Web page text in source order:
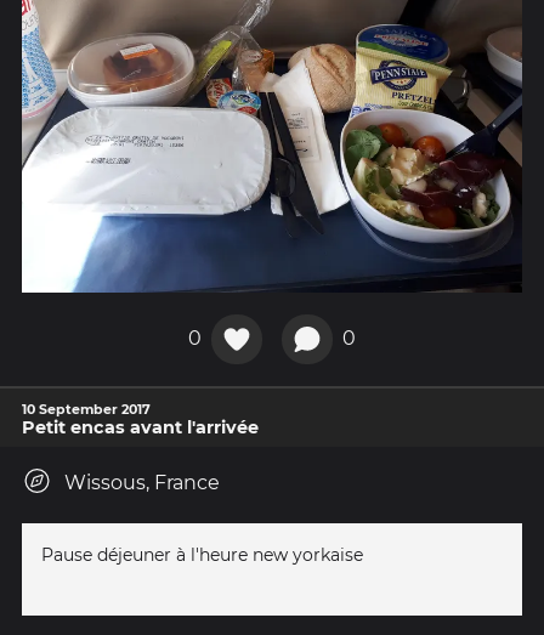
0 0
10 September 2017
Petit encas avant l'arrivée
Wissous, France
Pause déjeuner à l'heure new yorkaise